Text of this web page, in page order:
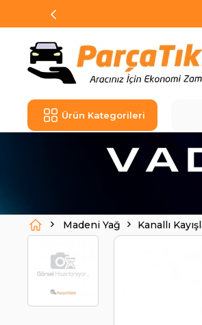
Ürün Kategorileri
Madeni Yağ Kanallı